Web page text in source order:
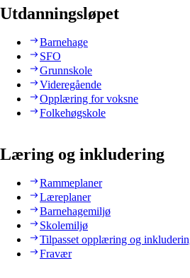
Utdanningsløpet
Barnehage
SFO
Grunnskole
Videregående
Opplæring for voksne
Folkehøgskole
Læring og inkludering
Rammeplaner
Læreplaner
Barnehagemiljø
Skolemiljø
Tilpasset opplæring og
Fravær